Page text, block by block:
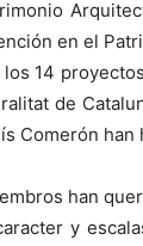
en el
14
de
Comerón
han
y